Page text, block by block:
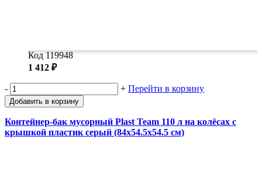
Код 119948
1 412 ₽
- + Перейти в корзину
Добавить в корзину
Контейнер-бак мусорный Plast Team 110 л на колёсах с
крышкой пластик серый (84x54.5x54.5 см)